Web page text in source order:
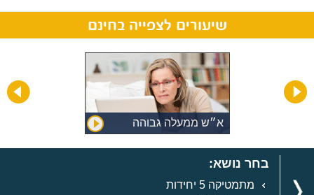
שיעורים לצפייה בחינם
א״ש ממעלה גבוהה
בחר נושא:
מתמטיקה 5 יחידות